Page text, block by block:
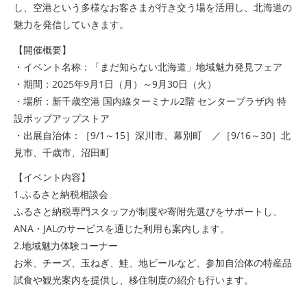
し、空港という多様なお客さまが行き交う場を活用し、北海道の
魅力を発信していきます。
【開催概要】
・イベント名称：「まだ知らない北海道」地域魅力発見フェア
・期間：2025年9月1日（月）～9月30日（火）
・場所：新千歳空港 国内線ターミナル2階 センタープラザ内 特
設ポップアップストア
・出展自治体：［9/1～15］深川市、幕別町 ／［9/16～30］北
見市、千歳市、沼田町
【イベント内容】
1.ふるさと納税相談会
ふるさと納税専門スタッフが制度や寄附先選びをサポートし、
ANA・JALのサービスを通じた利用も案内します。
2.地域魅力体験コーナー
お米、チーズ、玉ねぎ、鮭、地ビールなど、参加自治体の特産品
試食や観光案内を提供し、移住制度の紹介も行います。